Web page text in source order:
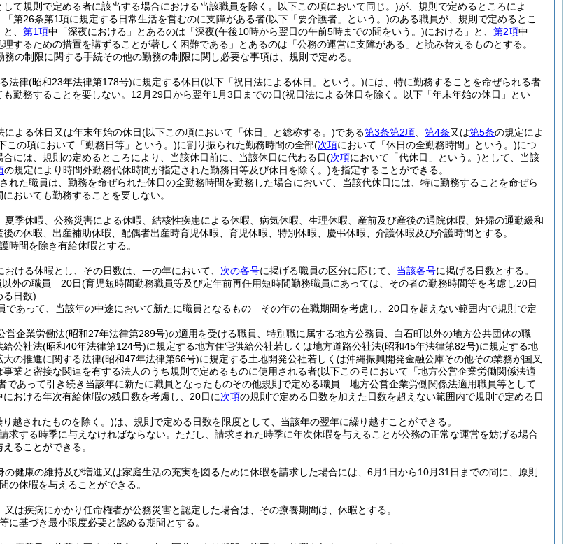
て規則で定める者に該当する場合における当該職員を除く。以下この項において同じ。)が、規則で定めるところによ
第26条第1項に規定する日常生活を営むのに支障がある者(以下「要介護者」という。)のある職員が、規則で定めるとこ
、 第1項中「深夜における」とあるのは「深夜(午後10時から翌日の午前5時までの間をいう。)における」と、 第2項中
理するための措置を講ずることが著しく困難である」とあるのは「公務の運営に支障がある」と読み替えるものとする。
の制限に関する手続その他の勤務の制限に関し必要な事項は、規則で定める。
法律(昭和23年法律第178号)に規定する休日(以下「祝日法による休日」という。)には、特に勤務することを命ぜられる者
勤務することを要しない。 12月29日から翌年1月3日までの日(祝日法による休日を除く。以下「年末年始の休日」とい
よる休日又は年末年始の休日(以下この項において「休日」と総称する。)である第3条第2項 第4条又は第5条の規定によ
この項において「勤務日等」という。)に割り振られた勤務時間の全部(次項において「休日の全勤務時間」という。)につ
には、規則の定めるところにより、当該休日前に、当該休日に代わる日(次項において「代休日」という。)として、当該
の規定により時間外勤務代休時間が指定された勤務日等及び休日を除く。)を指定することができる。
れた職員は、勤務を命ぜられた休日の全勤務時間を勤務した場合において、当該代休日には、特に勤務することを命ぜら
おいても勤務することを要しない。
夏季休暇、公務災害による休暇、結核性疾患による休暇、病気休暇、生理休暇、産前及び産後の通院休暇、妊婦の通勤緩和
の休暇、出産補助休暇、配偶者出産時育児休暇、育児休暇、特別休暇、慶弔休暇、介護休暇及び介護時間とする。
時間を除き有給休暇とする。
ける休暇とし、その日数は、一の年において、 次の各号に掲げる職員の区分に応じて、 当該各号に掲げる日数とする。
以外の職員 20日(育児短時間勤務職員等及び定年前再任用短時間勤務職員にあっては、その者の勤務時間等を考慮し20日
る日数)
であって、当該年の中途において新たに職員となるもの その年の在職期間を考慮し、20日を超えない範囲内で規則で定
営企業労働法(昭和27年法律第289号)の適用を受ける職員、特別職に属する地方公務員、白石町以外の地方公共団体の職
給公社法(昭和40年法律第124号)に規定する地方住宅供給公社若しくは地方道路公社法(昭和45年法律第82号)に規定する地
の推進に関する法律(昭和47年法律第66号)に規定する土地開発公社若しくは沖縄振興開発金融公庫その他その業務が国又
業と密接な関連を有する法人のうち規則で定めるものに使用される者(以下この号において「地方公営企業労働関係法適
であって引き続き当該年に新たに職員となったものその他規則で定める職員 地方公営企業労働関係法適用職員等として
おける年次有給休暇の残日数を考慮し、20日に次項の規則で定める日数を加えた日数を超えない範囲内で規則で定める日
越されたものを除く。)は、規則で定める日数を限度として、当該年の翌年に繰り越すことができる。
求する時季に与えなければならない。 ただし、請求された時季に年次休暇を与えることが公務の正常な運営を妨げる場合
ることができる。
の健康の維持及び増進又は家庭生活の充実を図るために休暇を請求した場合には、6月1日から10月31日までの間に、原則
の休暇を与えることができる。
は疾病にかかり任命権者が公務災害と認定した場合は、その療養期間は、休暇とする。
に基づき最小限度必要と認める期間とする。